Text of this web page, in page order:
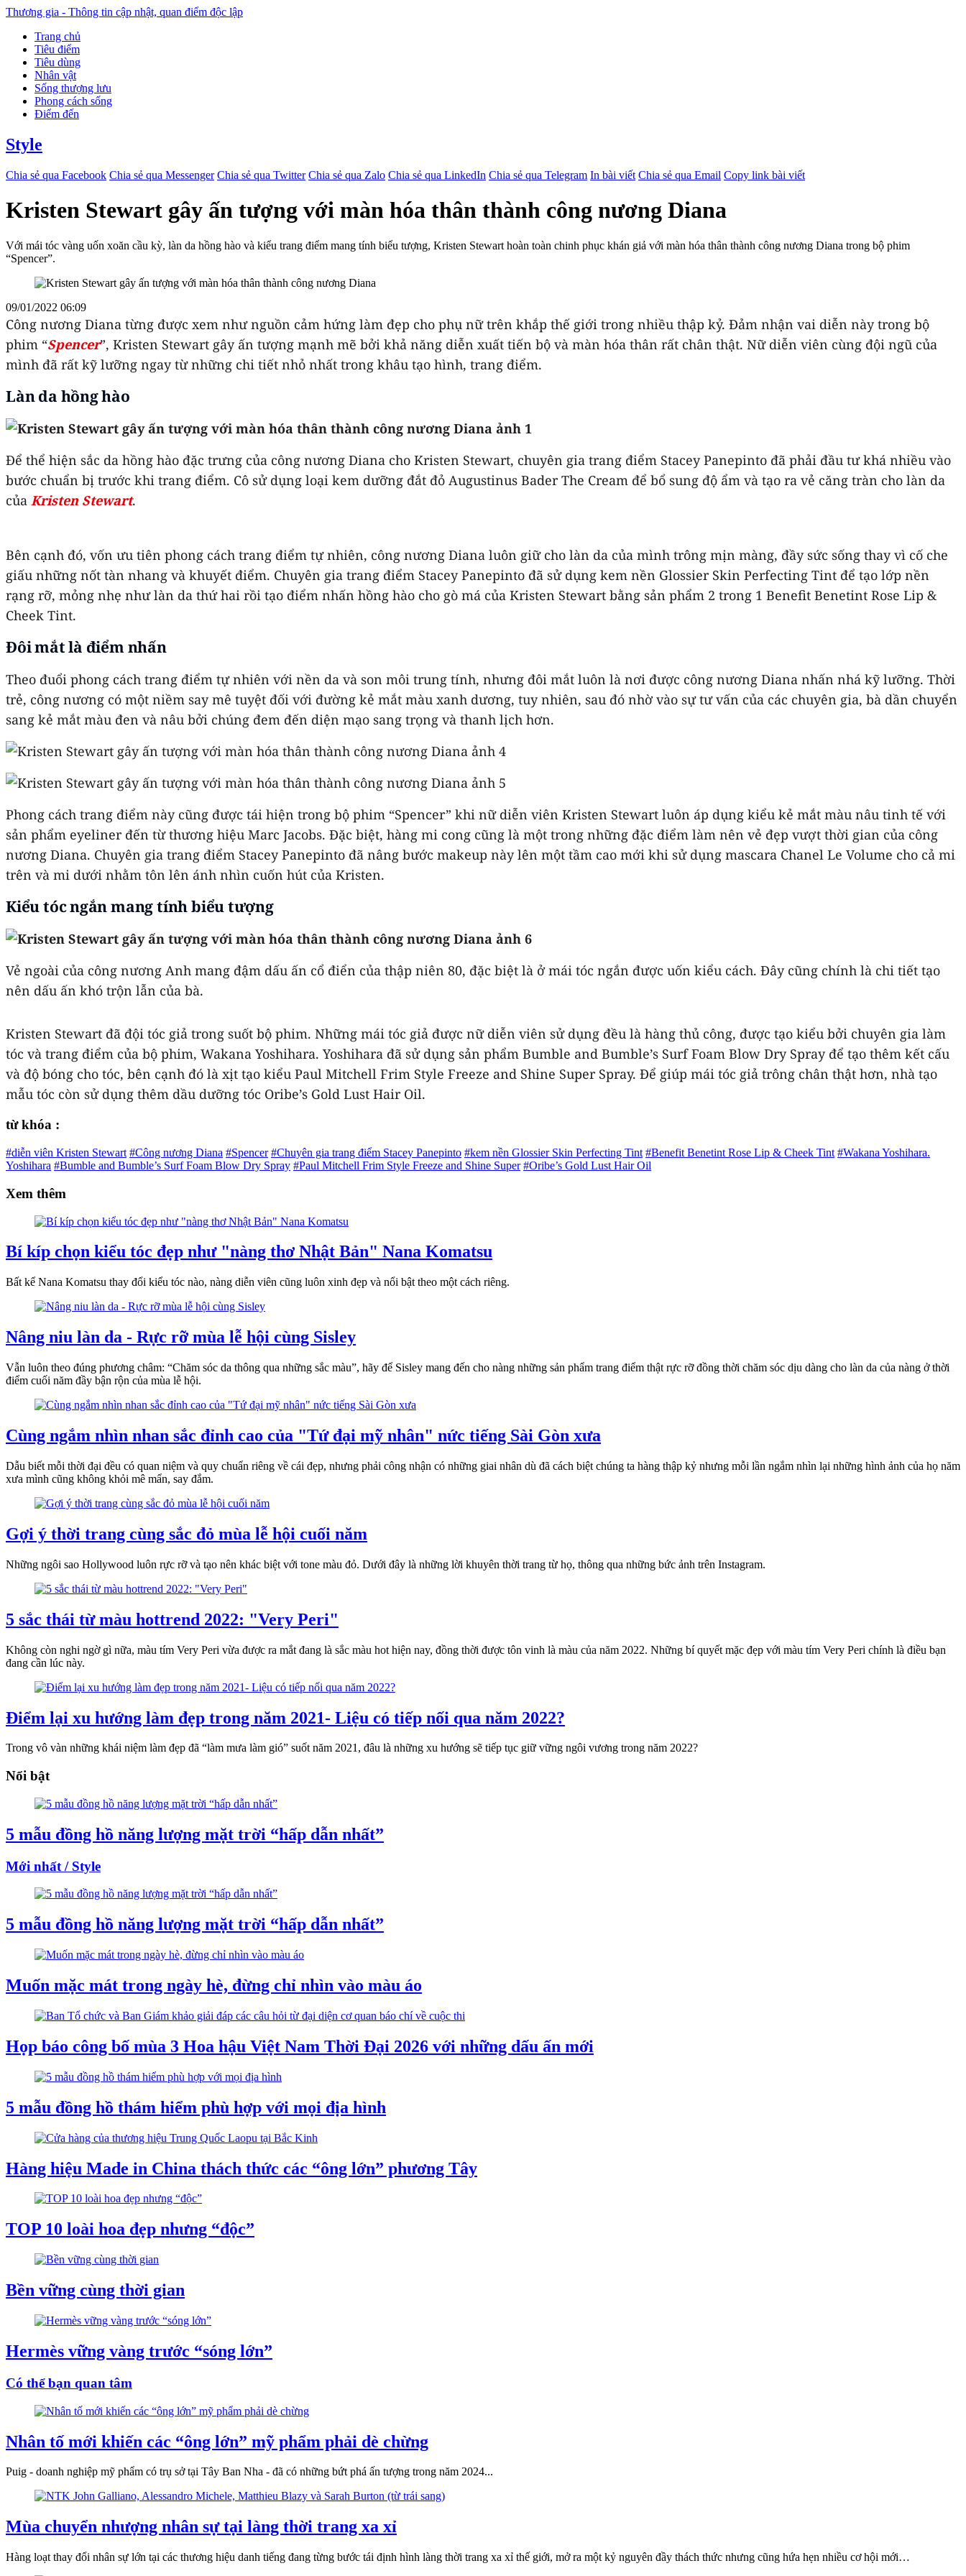
Thương gia - Thông tin cập nhật, quan điểm độc lập
Trang chủ
Tiêu điểm
Tiêu dùng
Nhân vật
Sống thượng lưu
Phong cách sống
Điểm đến
Style
Chia sẻ qua Facebook Chia sẻ qua Messenger Chia sẻ qua Twitter Chia sẻ qua Zalo Chia sẻ qua LinkedIn Chia sẻ qua Telegram In bài viết Chia sẻ qua Email Copy link bài viết
Kristen Stewart gây ấn tượng với màn hóa thân thành công nương Diana
Với mái tóc vàng uốn xoăn cầu kỳ, làn da hồng hào và kiểu trang điểm mang tính biểu tượng, Kristen Stewart hoàn toàn chinh phục khán giả với màn hóa thân thành công nương Diana trong bộ phim
“Spencer”.
09/01/2022 06:09
Công nương Diana từng được xem như nguồn cảm hứng làm đẹp cho phụ nữ trên khắp thế giới trong nhiều thập kỷ. Đảm nhận vai diễn này trong bộ
phim “Spencer”, Kristen Stewart gây ấn tượng mạnh mẽ bởi khả năng diễn xuất tiến bộ và màn hóa thân rất chân thật. Nữ diễn viên cùng đội ngũ của
mình đã rất kỹ lưỡng ngay từ những chi tiết nhỏ nhất trong khâu tạo hình, trang điểm.
Làn da hồng hào
Để thể hiện sắc da hồng hào đặc trưng của công nương Diana cho Kristen Stewart, chuyên gia trang điểm Stacey Panepinto đã phải đầu tư khá nhiều vào
bước chuẩn bị trước khi trang điểm. Cô sử dụng loại kem dưỡng đắt đỏ Augustinus Bader The Cream để bổ sung độ ẩm và tạo ra vẻ căng tràn cho làn da
của Kristen Stewart.
Bên cạnh đó, vốn ưu tiên phong cách trang điểm tự nhiên, công nương Diana luôn giữ cho làn da của mình trông mịn màng, đầy sức sống thay vì cố che
giấu những nốt tàn nhang và khuyết điểm. Chuyên gia trang điểm Stacey Panepinto đã sử dụng kem nền Glossier Skin Perfecting Tint để tạo lớp nền
rạng rỡ, mỏng nhẹ như làn da thứ hai rồi tạo điểm nhấn hồng hào cho gò má của Kristen Stewart bằng sản phẩm 2 trong 1 Benefit Benetint Rose Lip &
Cheek Tint.
Đôi mắt là điểm nhấn
Theo đuổi phong cách trang điểm tự nhiên với nền da và son môi trung tính, nhưng đôi mắt luôn là nơi được công nương Diana nhấn nhá kỹ lưỡng. Thời
trẻ, công nương có một niềm say mê tuyệt đối với đường kẻ mắt màu xanh dương, tuy nhiên, sau đó nhờ vào sự tư vấn của các chuyên gia, bà dần chuyển
sang kẻ mắt màu đen và nâu bởi chúng đem đến diện mạo sang trọng và thanh lịch hơn.
Phong cách trang điểm này cũng được tái hiện trong bộ phim “Spencer” khi nữ diễn viên Kristen Stewart luôn áp dụng kiểu kẻ mắt màu nâu tinh tế với
sản phẩm eyeliner đến từ thương hiệu Marc Jacobs. Đặc biệt, hàng mi cong cũng là một trong những đặc điểm làm nên vẻ đẹp vượt thời gian của công
nương Diana. Chuyên gia trang điểm Stacey Panepinto đã nâng bước makeup này lên một tầm cao mới khi sử dụng mascara Chanel Le Volume cho cả mi
trên và mi dưới nhằm tôn lên ánh nhìn cuốn hút của Kristen.
Kiểu tóc ngắn mang tính biểu tượng
Vẻ ngoài của công nương Anh mang đậm dấu ấn cổ điển của thập niên 80, đặc biệt là ở mái tóc ngắn được uốn kiểu cách. Đây cũng chính là chi tiết tạo
nên dấu ấn khó trộn lẫn của bà.
Kristen Stewart đã đội tóc giả trong suốt bộ phim. Những mái tóc giả được nữ diễn viên sử dụng đều là hàng thủ công, được tạo kiểu bởi chuyên gia làm
tóc và trang điểm của bộ phim, Wakana Yoshihara. Yoshihara đã sử dụng sản phẩm Bumble and Bumble’s Surf Foam Blow Dry Spray để tạo thêm kết cấu
và độ bóng cho tóc, bên cạnh đó là xịt tạo kiểu Paul Mitchell Frim Style Freeze and Shine Super Spray. Để giúp mái tóc giả trông chân thật hơn, nhà tạo
mẫu tóc còn sử dụng thêm dầu dưỡng tóc Oribe’s Gold Lust Hair Oil.
từ khóa :
#diễn viên Kristen Stewart #Công nương Diana #Spencer #Chuyên gia trang điểm Stacey Panepinto #kem nền Glossier Skin Perfecting Tint #Benefit Benetint Rose Lip & Cheek Tint #Wakana Yoshihara.
Yoshihara #Bumble and Bumble’s Surf Foam Blow Dry Spray #Paul Mitchell Frim Style Freeze and Shine Super #Oribe’s Gold Lust Hair Oil
Xem thêm
Bí kíp chọn kiểu tóc đẹp như "nàng thơ Nhật Bản" Nana Komatsu
Bất kể Nana Komatsu thay đổi kiểu tóc nào, nàng diễn viên cũng luôn xinh đẹp và nổi bật theo một cách riêng.
Nâng niu làn da - Rực rỡ mùa lễ hội cùng Sisley
Vẫn luôn theo đúng phương châm: “Chăm sóc da thông qua những sắc màu”, hãy để Sisley mang đến cho nàng những sản phẩm trang điểm thật rực rỡ đồng thời chăm sóc dịu dàng cho làn da của nàng ở thời
điểm cuối năm đầy bận rộn của mùa lễ hội.
Cùng ngắm nhìn nhan sắc đỉnh cao của "Tứ đại mỹ nhân" nức tiếng Sài Gòn xưa
Dẫu biết mỗi thời đại đều có quan niệm và quy chuẩn riêng về cái đẹp, nhưng phải công nhận có những giai nhân dù đã cách biệt chúng ta hàng thập kỷ nhưng mỗi lần ngắm nhìn lại những hình ảnh của họ năm
xưa mình cũng không khỏi mê mẩn, say đắm.
Gợi ý thời trang cùng sắc đỏ mùa lễ hội cuối năm
Những ngôi sao Hollywood luôn rực rỡ và tạo nên khác biệt với tone màu đỏ. Dưới đây là những lời khuyên thời trang từ họ, thông qua những bức ảnh trên Instagram.
5 sắc thái từ màu hottrend 2022: "Very Peri"
Không còn nghi ngờ gì nữa, màu tím Very Peri vừa được ra mắt đang là sắc màu hot hiện nay, đồng thời được tôn vinh là màu của năm 2022. Những bí quyết mặc đẹp với màu tím Very Peri chính là điều bạn
đang cần lúc này.
Điểm lại xu hướng làm đẹp trong năm 2021- Liệu có tiếp nối qua năm 2022?
Trong vô vàn những khái niệm làm đẹp đã “làm mưa làm gió” suốt năm 2021, đâu là những xu hướng sẽ tiếp tục giữ vững ngôi vương trong năm 2022?
Nổi bật
5 mẫu đồng hồ năng lượng mặt trời “hấp dẫn nhất”
Mới nhất / Style
5 mẫu đồng hồ năng lượng mặt trời “hấp dẫn nhất”
Muốn mặc mát trong ngày hè, đừng chỉ nhìn vào màu áo
Họp báo công bố mùa 3 Hoa hậu Việt Nam Thời Đại 2026 với những dấu ấn mới
5 mẫu đồng hồ thám hiểm phù hợp với mọi địa hình
Hàng hiệu Made in China thách thức các “ông lớn” phương Tây
TOP 10 loài hoa đẹp nhưng “độc”
Bền vững cùng thời gian
Hermès vững vàng trước “sóng lớn”
Có thể bạn quan tâm
Nhân tố mới khiến các “ông lớn” mỹ phẩm phải dè chừng
Puig - doanh nghiệp mỹ phẩm có trụ sở tại Tây Ban Nha - đã có những bứt phá ấn tượng trong năm 2024...
Mùa chuyển nhượng nhân sự tại làng thời trang xa xỉ
Hàng loạt thay đổi nhân sự lớn tại các thương hiệu danh tiếng đang từng bước tái định hình làng thời trang xa xỉ thế giới, mở ra một kỷ nguyên đầy thách thức nhưng cũng hứa hẹn nhiều cơ hội mới…